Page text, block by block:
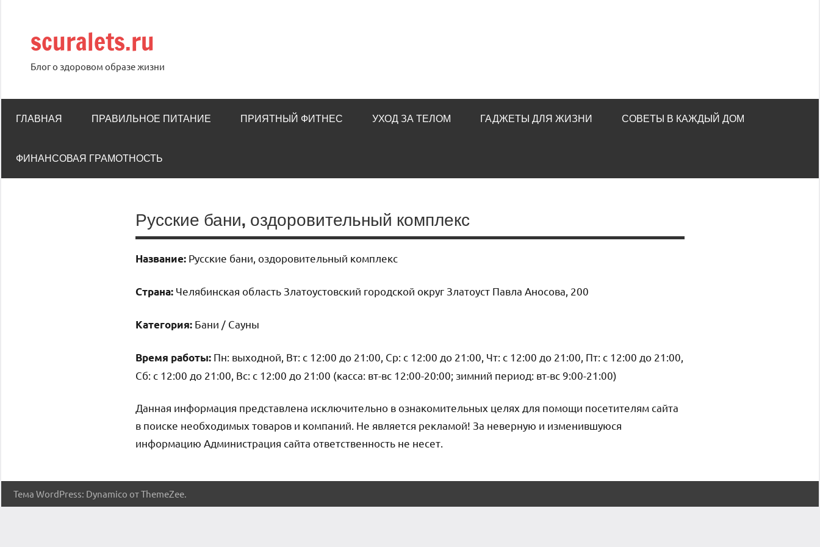
содержимому
scuralets.ru
Блог о здоровом образе жизни
ГЛАВНАЯ ПРАВИЛЬНОЕ ПИТАНИЕ ПРИЯТНЫЙ ФИТНЕС УХОД ЗА ТЕЛОМ ГАДЖЕТЫ ДЛЯ ЖИЗНИ СОВЕТЫ В КАЖДЫЙ ДОМ
ФИНАНСОВАЯ ГРАМОТНОСТЬ
Русские бани, оздоровительный комплекс
Название: Русские бани, оздоровительный комплекс
Страна: Челябинская область Златоустовский городской округ Златоуст Павла Аносова, 200
Категория: Бани / Сауны
Время работы: Пн: выходной, Вт: с 12:00 до 21:00, Ср: с 12:00 до 21:00, Чт: с 12:00 до 21:00, Пт: с 12:00 до 21:00,
Сб: с 12:00 до 21:00, Вс: с 12:00 до 21:00 (касса: вт-вс 12:00-20:00; зимний период: вт-вс 9:00-21:00)
Данная информация представлена исключительно в ознакомительных целях для помощи посетителям сайта
в поиске необходимых товаров и компаний. Не является рекламой! За неверную и изменившуюся
информацию Администрация сайта ответственность не несет.
Тема WordPress: Dynamico от ThemeZee.